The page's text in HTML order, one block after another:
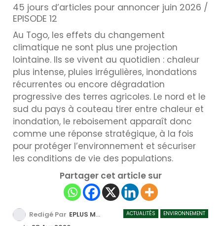
45 jours d’articles pour annoncer juin 2026 /
EPISODE 12
Au Togo, les effets du changement
climatique ne sont plus une projection
lointaine. Ils se vivent au quotidien : chaleur
plus intense, pluies irrégulières, inondations
récurrentes ou encore dégradation
progressive des terres agricoles. Le nord et le
sud du pays à couteau tirer entre chaleur et
inondation, le reboisement apparaît donc
comme une réponse stratégique, à la fois
pour protéger l’environnement et sécuriser
les conditions de vie des populations.
Partager cet article sur
ACTUALITÉS ENVIRONNEMENT
Redigé Par EPLUS MEDIA TV